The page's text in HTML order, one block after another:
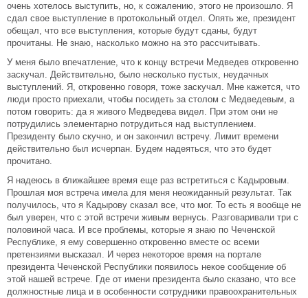
очень хотелось выступить, но, к сожалению, этого не произошло. Я
сдал свое выступление в протокольный отдел. Опять же, президент
обещал, что все выступления, которые будут сданы, будут
прочитаны. Не знаю, насколько можно на это рассчитывать.
У меня было впечатление, что к концу встречи Медведев откровенно
заскучал. Действительно, было несколько пустых, неудачных
выступлений. Я, откровенно говоря, тоже заскучал. Мне кажется, что
люди просто приехали, чтобы посидеть за столом с Медведевым, а
потом говорить: да я живого Медведева видел. При этом они не
потрудились элементарно потрудиться над выступлением.
Президенту было скучно, и он закончил встречу. Лимит времени
действительно был исчерпан. Будем надеяться, что это будет
прочитано.
Я надеюсь в ближайшее время еще раз встретиться с Кадыровым.
Прошлая моя встреча имела для меня неожиданный результат. Так
получилось, что я Кадырову сказал все, что мог. То есть я вообще не
был уверен, что с этой встречи живым вернусь. Разговаривали три с
половиной часа. И все проблемы, которые я знаю по Чеченской
Республике, я ему совершенно откровенно вместе ос всеми
претензиями высказал. И через некоторое время на портале
президента Чеченской Республики появилось некое сообщение об
этой нашей встрече. Где от имени президента было сказано, что все
должностные лица и в особенности сотрудники правоохранительных